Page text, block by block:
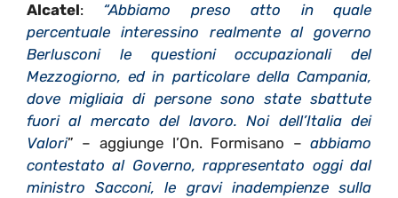
Alcatel: “Abbiamo preso atto in quale
percentuale interessino realmente al governo
Berlusconi le questioni occupazionali del
Mezzogiorno, ed in particolare della Campania,
dove migliaia di persone sono state sbattute
fuori al mercato del lavoro. Noi dell’Italia dei
Valori” – aggiunge l’On. Formisano – abbiamo
contestato al Governo, rappresentato oggi dal
ministro Sacconi, le gravi inadempienze sulla